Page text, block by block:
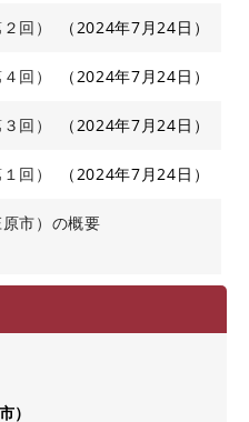
回） 2024年7月24日
回） 2024年7月24日
回） 2024年7月24日
回） 2024年7月24日
市）の概要
）